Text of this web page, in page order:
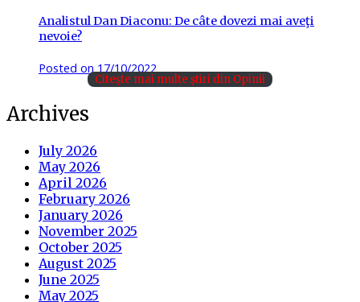
Analistul Dan Diaconu: De câte dovezi mai aveţi
nevoie?
Posted on 17/10/2022
Citește mai multe știri din Opinii
Archives
July 2026
May 2026
April 2026
February 2026
January 2026
November 2025
October 2025
August 2025
June 2025
May 2025